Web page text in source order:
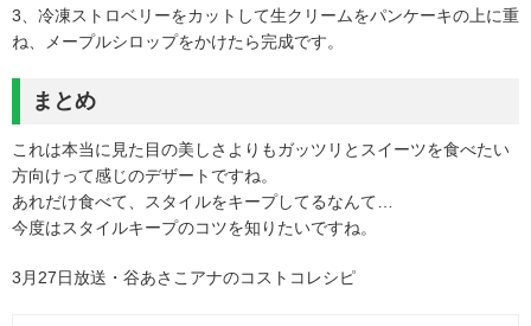
3、冷凍ストロベリーをカットして生クリームをパンケーキの上に重
ね、メープルシロップをかけたら完成です。
まとめ
これは本当に見た目の美しさよりもガッツリとスイーツを食べたい
方向けって感じのデザートですね。
あれだけ食べて、スタイルをキープしてるなんて…
今度はスタイルキープのコツを知りたいですね。
3月27日放送・谷あさこアナのコストコレシピ